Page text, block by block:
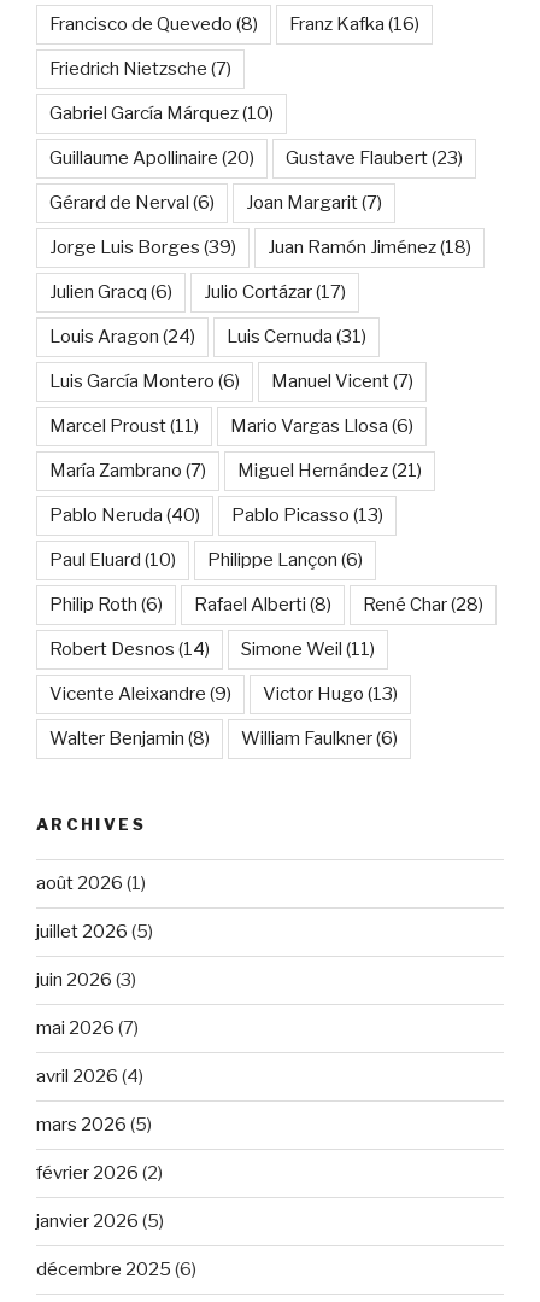
Francisco de Quevedo (8) Franz Kafka (16)
Friedrich Nietzsche (7)
Gabriel García Márquez(10)
Guillaume Apollinaire (20) Gustave Flaubert(23)
Gérard de Nerval (6) Joan Margarit(7)
Jorge Luis Borges (39) Juan Ramón Jiménez(18)
Julien Gracq (6) Julio Cortázar(17)
Louis Aragon (24) Luis Cernuda (31)
Luis García Montero (6) Manuel Vicent(7)
Marcel Proust(11) Mario Vargas Llosa (6)
María Zambrano (7) Miguel Hernández(21)
Pablo Neruda (40) Pablo Picasso (13)
Paul Eluard (10) Philippe Lançon (6)
Philip Roth (6) Rafael Alberti (8) René Char(28)
Robert Desnos (14) Simone Weil (11)
Vicente Aleixandre (9) Victor Hugo (13)
Walter Benjamin (8) William Faulkner(6)
ARCHIVES
août 2026 (1)
juillet 2026 (5)
juin 2026 (3)
mai 2026 (7)
avril 2026 (4)
mars 2026 (5)
février 2026 (2)
janvier 2026 (5)
décembre 2025 (6)